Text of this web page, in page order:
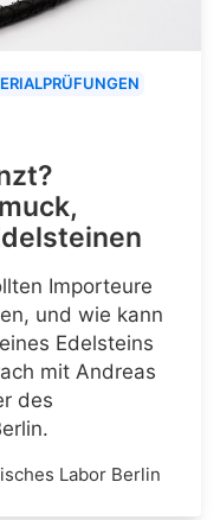
Importeure
und wie kann
Edelsteins
mit Andreas
des
Labor Berlin